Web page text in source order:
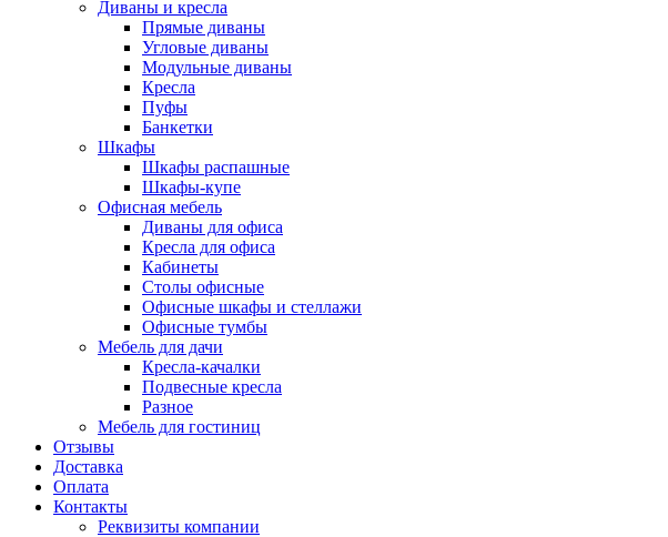
Диваны и кресла
Прямые диваны
Угловые диваны
Модульные диваны
Кресла
Пуфы
Банкетки
Шкафы
Шкафы распашные
Шкафы-купе
Офисная мебель
Диваны для офиса
Кресла для офиса
Кабинеты
Столы офисные
Офисные шкафы и стеллажи
Офисные тумбы
Мебель для дачи
Кресла-качалки
Подвесные кресла
Разное
Мебель для гостиниц
Отзывы
Доставка
Оплата
Контакты
Реквизиты компании